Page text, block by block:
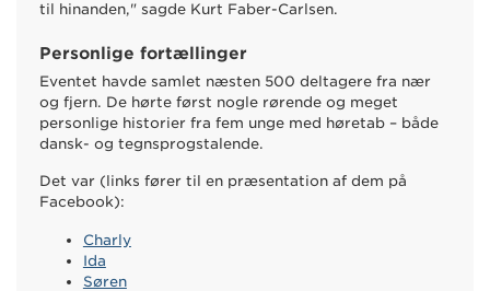
til hinanden," sagde Kurt Faber-Carlsen.
Personlige fortællinger
Eventet havde samlet næsten 500 deltagere fra nær
og fjern. De hørte først nogle rørende og meget
personlige historier fra fem unge med høretab – både
dansk- og tegnsprogstalende.
Det var (links fører til en præsentation af dem på
Facebook):
Charly
Ida
Søren